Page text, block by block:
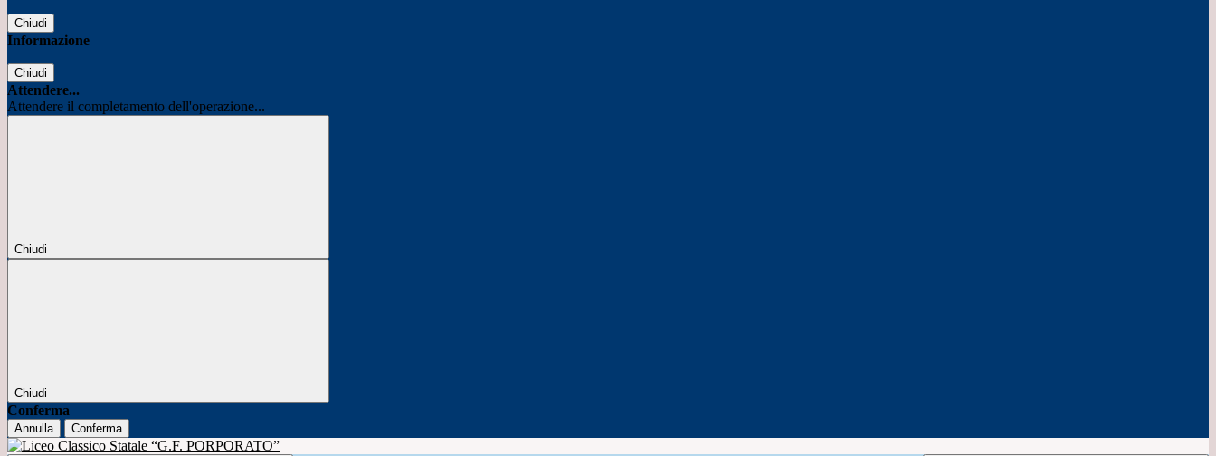
Chiudi
Informazione
Chiudi
Attendere...
Attendere il completamento dell'operazione...
Chiudi
Chiudi
Conferma
Annulla Conferma